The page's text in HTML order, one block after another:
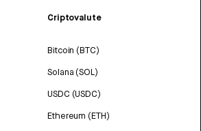
Criptovalute
Bitcoin (BTC)
Solana (SOL)
USDC (USDC)
Ethereum (ETH)